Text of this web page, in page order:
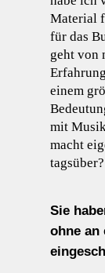
Material
für das
geht von
einem
mit
macht
tagsüber?
Sie
ohne an